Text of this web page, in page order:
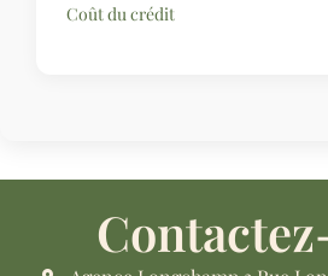
Coût du crédit